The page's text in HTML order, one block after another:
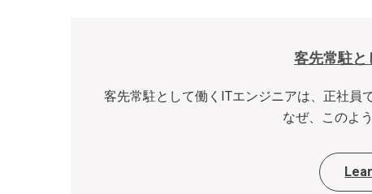
客先常駐と
客先常駐として働くITエンジニアは、正社員
なぜ、このよ